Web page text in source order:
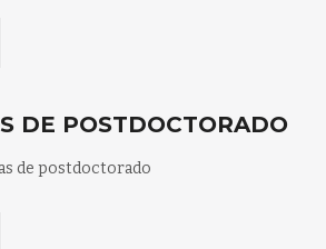
DE POSTDOCTORADO
de postdoctorado